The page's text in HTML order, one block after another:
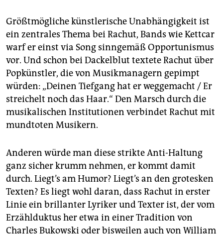
Größtmögliche künstlerische Unabhängigkeit ist
ein zentrales Thema bei Rachut, Bands wie Kettcar
warf er einst via Song sinngemäß Opportunismus
vor. Und schon bei Dackelblut textete Rachut über
Popkünstler, die von Musikmanagern gepimpt
würden: „Deinen Tiefgang hat er weggemacht / Er
streichelt noch das Haar.“ Den Marsch durch die
musikalischen Institutionen verbindet Rachut mit
mundtoten Musikern.
Anderen würde man diese strikte Anti-Haltung
ganz sicher krumm nehmen, er kommt damit
durch. Liegt’s am Humor? Liegt’s an den grotesken
Texten? Es liegt wohl daran, dass Rachut in erster
Linie ein brillanter Lyriker und Texter ist, der vom
Erzählduktus her etwa in einer Tradition von
Charles Bukowski oder bisweilen auch von William